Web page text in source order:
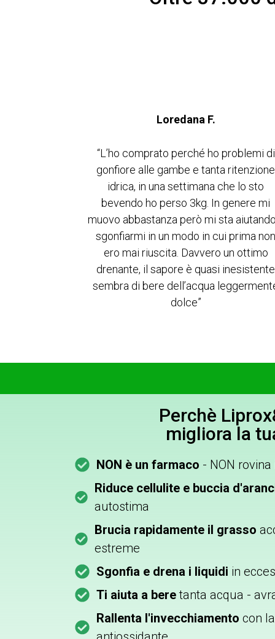
Loredana F.
“L’ho comprato perché ho problemi di
gonfiore alle gambe e tanta ritenzione
idrica, in una settimana che lo sto
bevendo ho perso 3kg. In genere mi
muovo abbastanza però mi sta
sgonfiarmi in un modo in cui prima non
ero mai riuscita. Davvero un ottimo
drenante, il sapore è quasi inesistente
sembra di bere dell’acqua
dolce”
Perchè
migliora la
NON è un farmaco - NON
Riduce cellulite e buccia
autostima
Brucia rapidamente il grasso
estreme
Sgonfia e drena i liquidi in
Ti aiuta a beretanta acqua -
Rallenta l'invecchiamento con